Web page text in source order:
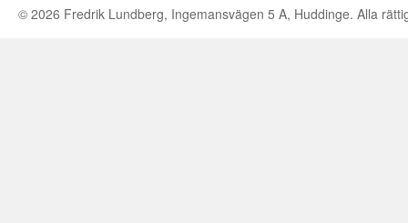
© 2026 Fredrik Lundberg, Ingemansvägen 5 A, Huddinge. Alla